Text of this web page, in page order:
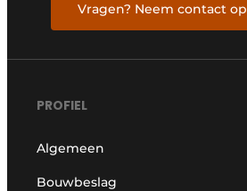
Vragen? Neem contact op
PROFIEL
Algemeen
Bouwbeslag